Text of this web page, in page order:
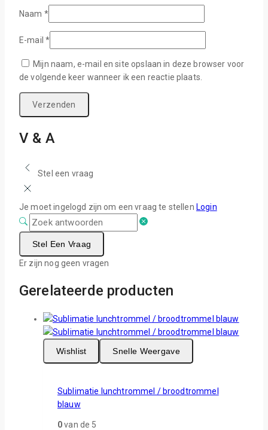
Naam *
E-mail*
Mijn naam, e-mail en site opslaan in deze browser voor
de volgende keer wanneer ik een reactie plaats.
V & A
Stel een vraag
Je moet ingelogd zijn om een vraag te stellen Login
Stel Een Vraag
Er zijn nog geen vragen
Gerelateerde producten
Wishlist Snelle Weergave
Sublimatie lunchtrommel / broodtrommel
blauw
0van de 5